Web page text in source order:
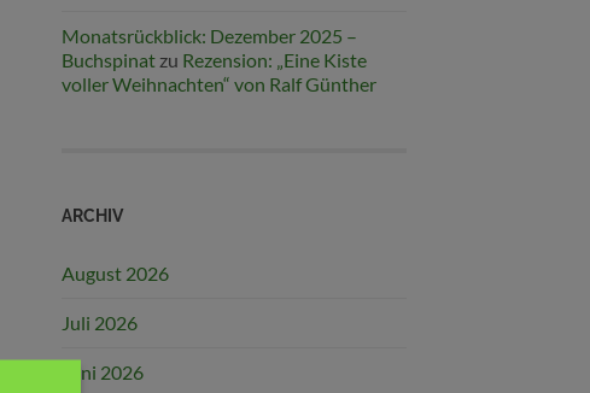
Monatsrückblick: Dezember 2025 –
Buchspinat zu Rezension: „Eine Kiste
voller Weihnachten“ von Ralf Günther
ARCHIV
August 2026
Juli 2026
Juni 2026